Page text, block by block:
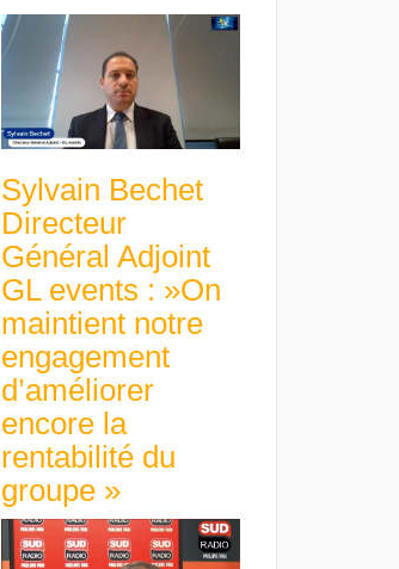
Sylvain Bechet
Directeur
Général Adjoint
GL events : »On
maintient notre
engagement
d’améliorer
encore la
rentabilité du
groupe »